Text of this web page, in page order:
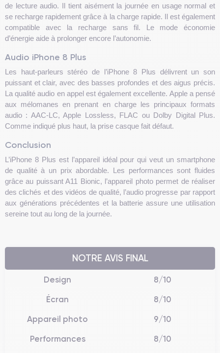
de lecture audio. Il tient aisément la journée en usage normal et
se recharge rapidement grâce à la charge rapide. Il est également
compatible avec la recharge sans fil. Le mode économie
d’énergie aide à prolonger encore l’autonomie.
Audio iPhone 8 Plus
Les haut-parleurs stéréo de l’iPhone 8 Plus délivrent un son
puissant et clair, avec des basses profondes et des aigus précis.
La qualité audio en appel est également excellente. Apple a pensé
aux mélomanes en prenant en charge les principaux formats
audio : AAC-LC, Apple Lossless, FLAC ou Dolby Digital Plus.
Comme indiqué plus haut, la prise casque fait défaut.
Conclusion
L’iPhone 8 Plus est l’appareil idéal pour qui veut un smartphone
de qualité à un prix abordable. Les performances sont fluides
grâce au puissant A11 Bionic, l’appareil photo permet de réaliser
des clichés et des vidéos de qualité, l’audio progresse par rapport
aux générations précédentes et la batterie assure une utilisation
sereine tout au long de la journée.
NOTRE AVIS FINAL
Design
8/10
Écran
8/10
Appareil photo
9/10
Performances
8/10